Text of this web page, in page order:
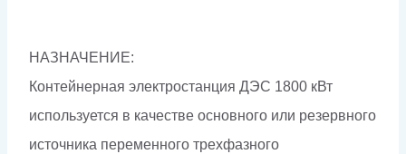
НАЗНАЧЕНИЕ:
Контейнерная электростанция ДЭС 1800 кВт
используется в качестве основного или резервного
источника переменного трехфазного